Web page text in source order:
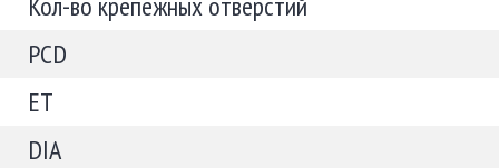
PCD
ET
DIA